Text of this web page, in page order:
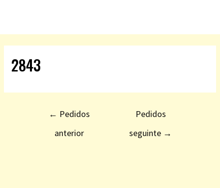
2843
← Pedidos
anterior
Pedidos
seguinte →